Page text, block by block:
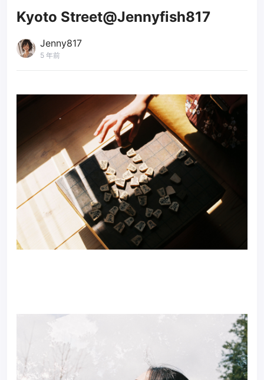
Kyoto Street@Jennyfish817
Jenny817
5 年前